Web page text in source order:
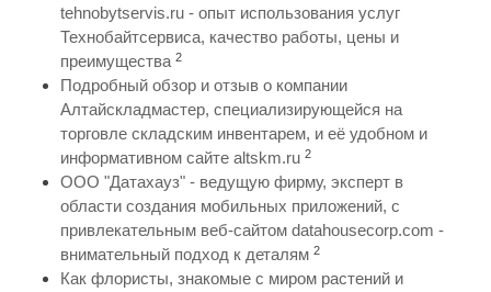
tehnobytservis.ru - опыт использования услуг
Технобайтсервиса, качество работы, цены и
преимущества 2
Подробный обзор и отзыв о компании
Алтайскладмастер, специализирующейся на
торговле складским инвентарем, и её удобном и
информативном сайте altskm.ru 2
ООО "Датахауз" - ведущую фирму, эксперт в
области создания мобильных приложений, с
привлекательным веб-сайтом datahousecorp.com -
внимательный подход к деталям 2
Как флористы, знакомые с миром растений и